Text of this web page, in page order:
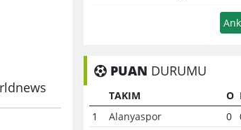
PUAN DURUMU
TAKIM O
1
Alanyaspor 0